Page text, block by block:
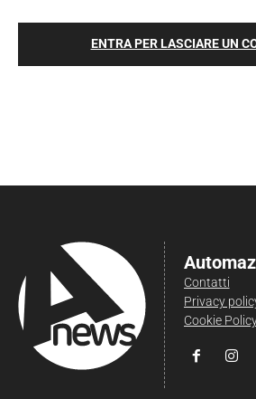
ENTRA PER LASCIARE UN
Contatti
Privacy
Cookie